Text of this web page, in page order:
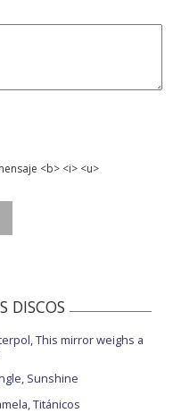
<b> <i> <u>
DISCOS
This mirror weighs a
Sunshine
Titánicos